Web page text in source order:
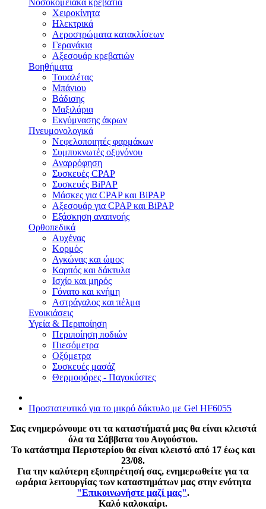
Νοσοκομειακά κρεβάτια
Χειροκίνητα
Ηλεκτρικά
Αεροστρώματα κατακλίσεων
Γερανάκια
Αξεσουάρ κρεβατιών
Βοηθήματα
Τουαλέτας
Μπάνιου
Βάδισης
Μαξιλάρια
Εκγύμνασης άκρων
Πνευμονολογικά
Νεφελοποιητές φαρμάκων
Συμπυκνωτές οξυγόνου
Αναρρόφηση
Συσκευές CPAP
Συσκευές BiPAP
Μάσκες για CPAP και BiPAP
Αξεσουάρ για CPAP και BiPAP
Εξάσκηση αναπνοής
Ορθοπεδικά
Αυχένας
Κορμός
Αγκώνας και ώμος
Καρπός και δάκτυλα
Ισχίο και μηρός
Γόνατο και κνήμη
Αστράγαλος και πέλμα
Ενοικιάσεις
Υγεία & Περιποίηση
Περιποίηση ποδιών
Πιεσόμετρα
Οξύμετρα
Συσκευές μασάζ
Θερμοφόρες - Παγοκύστες
Προστατευτικό για το μικρό δάκτυλο με Gel HF6055
Σας ενημερώνουμε οτι τα καταστήματά μας θα είναι κλειστά
όλα τα Σάββατα του Αυγούστου.
Το κατάστημα Περιστερίου θα είναι κλειστό από 17 έως και
23/08.
Για την καλύτερη εξυπηρέτησή σας, ενημερωθείτε για τα
ωράρια λειτουργίας των καταστημάτων μας στην ενότητα
"Επικοινωνήστε μαζί μας".
Καλό καλοκαίρι.